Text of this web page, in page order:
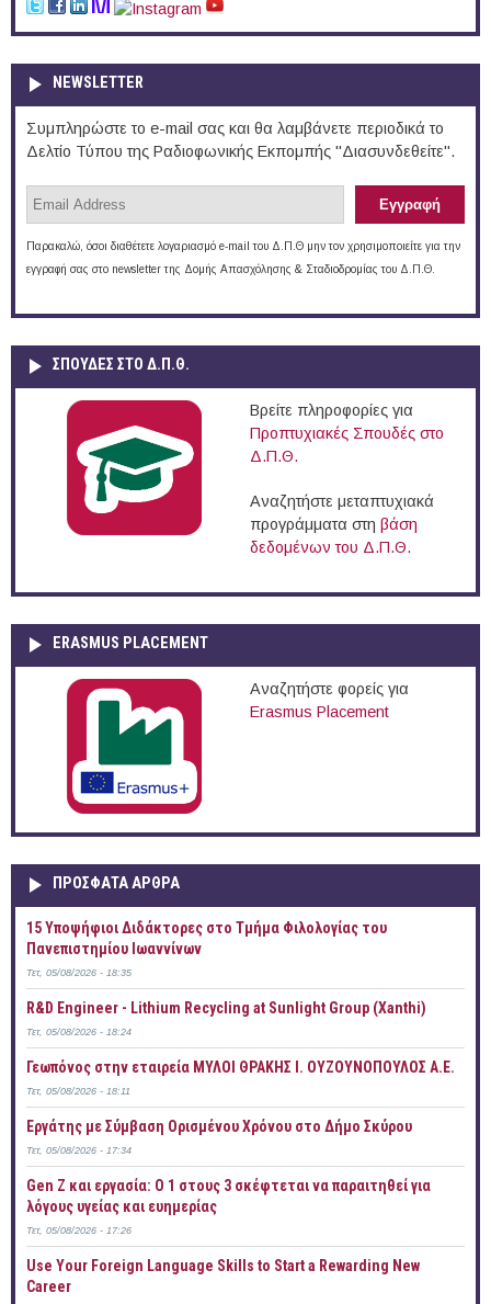
NEWSLETTER
Συμπληρώστε το e-mail σας και θα λαμβάνετε περιοδικά το
Δελτίο Τύπου της Ραδιοφωνικής Εκπομπής "Διασυνδεθείτε".
Παρακαλώ, όσοι διαθέτετε λογαριασμό e-mail του Δ.Π.Θ μην τον χρησιμοποιείτε για την
εγγραφή σας στο newsletter της Δομής Απασχόλησης & Σταδιοδρομίας του Δ.Π.Θ.
ΣΠΟΥΔΈΣ ΣΤΟ Δ.Π.Θ.
Βρείτε πληροφορίες για
Προπτυχιακές Σπουδές στο
Δ.Π.Θ.
Αναζητήστε μεταπτυχιακά
προγράμματα στη βάση
δεδομένων του Δ.Π.Θ.
ERASMUS PLACEMENT
Αναζητήστε φορείς για
Erasmus Placement
ΠΡOΣΦΑΤΑ AΡΘΡΑ
15 Υποψήφιοι Διδάκτορες στο Τμήμα Φιλολογίας του
Πανεπιστημίου Ιωαννίνων
Τετ, 05/08/2026 - 18:35
R&D Engineer - Lithium Recycling at Sunlight Group (Xanthi)
Τετ, 05/08/2026 - 18:24
Γεωπόνος στην εταιρεία ΜΥΛΟΙ ΘΡΑΚΗΣ Ι. ΟΥΖΟΥΝΟΠΟΥΛΟΣ Α.Ε.
Τετ, 05/08/2026 - 18:11
Εργάτης με Σύμβαση Ορισμένου Χρόνου στο Δήμο Σκύρου
Τετ, 05/08/2026 - 17:34
Gen Z και εργασία: Ο 1 στους 3 σκέφτεται να παραιτηθεί για
λόγους υγείας και ευημερίας
Τετ, 05/08/2026 - 17:26
Use Your Foreign Language Skills to Start a Rewarding New
Career